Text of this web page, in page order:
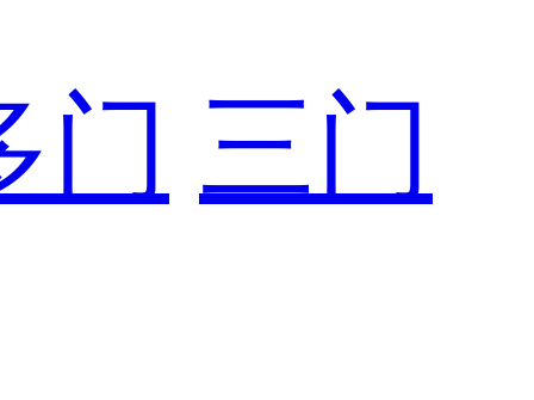
门 三门